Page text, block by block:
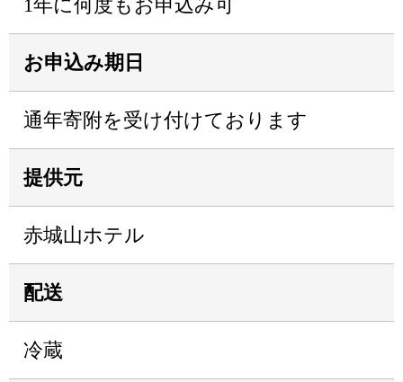
1年に何度もお申込み可
お申込み期日
通年寄附を受け付けております
提供元
赤城山ホテル
配送
冷蔵